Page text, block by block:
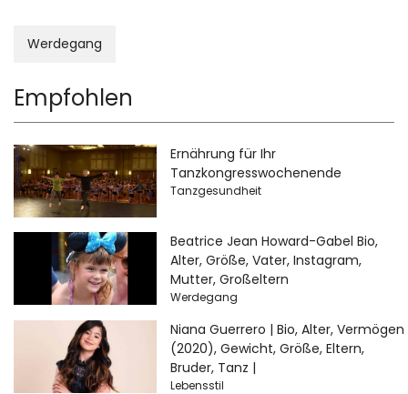
Werdegang
Empfohlen
Ernährung für Ihr
Tanzkongresswochenende
Tanzgesundheit
Beatrice Jean Howard-Gabel Bio,
Alter, Größe, Vater, Instagram,
Mutter, Großeltern
Werdegang
Niana Guerrero | Bio, Alter, Vermögen
(2020), Gewicht, Größe, Eltern,
Bruder, Tanz |
Lebensstil